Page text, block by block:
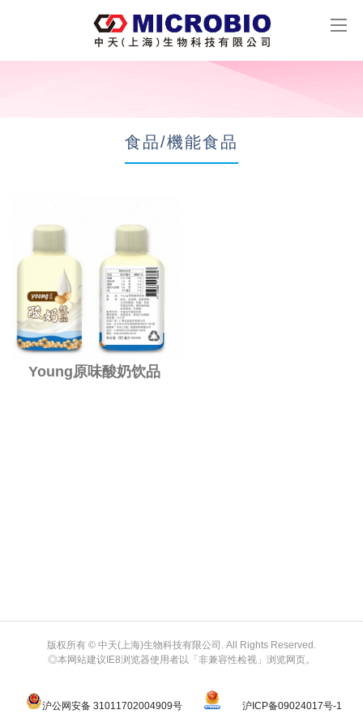
食品/機能食品
Young原味酸奶饮品
版权所有 © 中天(上海)生物科技有限公司. All Rights Reserved.
◎本网站建议IE8浏览器使用者以「非兼容性检视」浏览网页。
沪公网安备 31011702004909号 沪ICP备09024017号-1